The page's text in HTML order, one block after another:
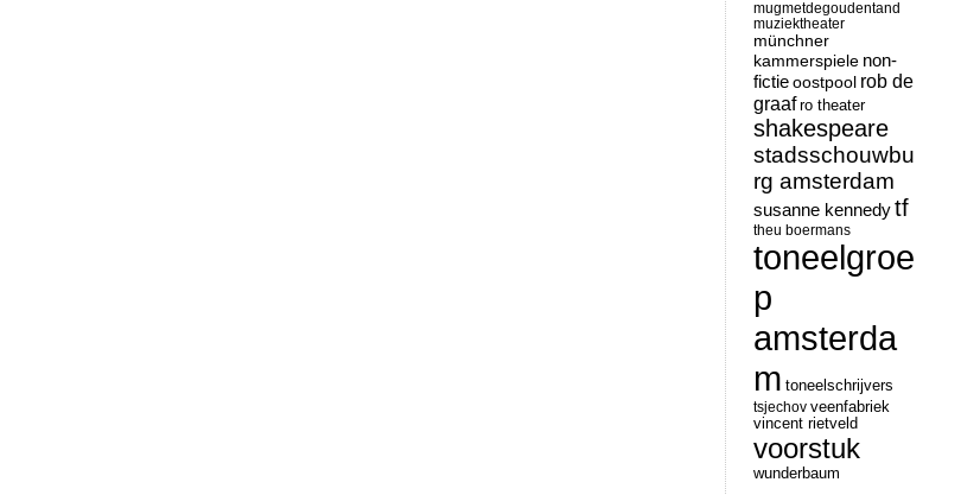
mugmetdegoudentand
muziektheater
münchner
kammerspiele non-
fictieoostpool rob de
graaf ro theater
shakespeare
stadsschouwbu
rg amsterdam
susanne kennedytf
theu boermans
toneelgroe
p
amsterda
m toneelschrijvers
tsjechov veenfabriek
vincent rietveld
voorstuk
wunderbaum